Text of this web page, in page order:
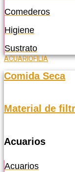
Comederos
Higiene
Sustrato
ACUARIOFILIA
Comida Seca
Material de
Acuarios
Acuarios